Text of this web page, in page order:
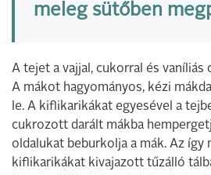
meleg sütőben
A tejet a vajjal, cukorral és
A mákot hagyományos, kézi
le. A kiflikarikákat egyesével a
cukrozott darált mákba
oldalukat beburkolja a mák. Az
kiflikarikákat kivajazott tűzálló